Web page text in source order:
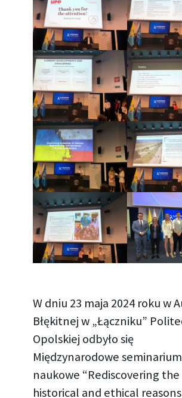
W dniu 23 maja 2024 roku w
Błękitnej w „Łączniku”
Opolskiej odbyło się
Międzynarodowe seminarium
naukowe “Rediscovering the
historical and ethical